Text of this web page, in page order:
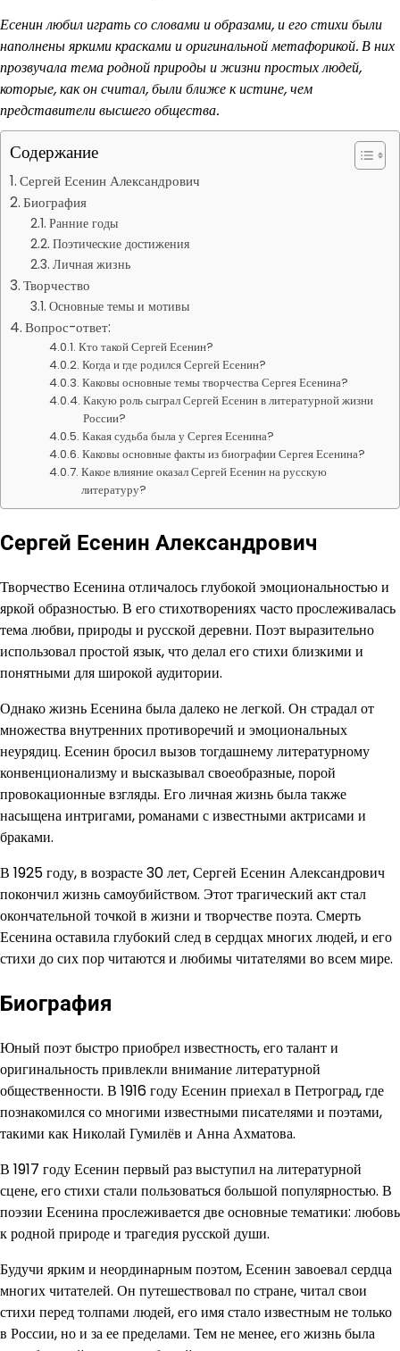
Есенин любил играть со словами и образами, и его стихи были
наполнены яркими красками и оригинальной метафорикой. В них
прозвучала тема родной природы и жизни простых людей,
которые, как он считал, были ближе к истине, чем
представители высшего общества.
Содержание
Сергей Есенин Александрович
Биография
Ранние годы
Поэтические достижения
Личная жизнь
Творчество
Основные темы и мотивы
Вопрос-ответ:
Кто такой Сергей Есенин?
Когда и где родился Сергей Есенин?
Каковы основные темы творчества Сергея Есенина?
Какую роль сыграл Сергей Есенин в литературной жизни
России?
Какая судьба была у Сергея Есенина?
Каковы основные факты из биографии Сергея Есенина?
Какое влияние оказал Сергей Есенин на русскую
литературу?
Сергей Есенин Александрович
Творчество Есенина отличалось глубокой эмоциональностью и
яркой образностью. В его стихотворениях часто прослеживалась
тема любви, природы и русской деревни. Поэт выразительно
использовал простой язык, что делал его стихи близкими и
понятными для широкой аудитории.
Однако жизнь Есенина была далеко не легкой. Он страдал от
множества внутренних противоречий и эмоциональных
неурядиц. Есенин бросил вызов тогдашнему литературному
конвенционализму и высказывал своеобразные, порой
провокационные взгляды. Его личная жизнь была также
насыщена интригами, романами с известными актрисами и
браками.
В 1925 году, в возрасте 30 лет, Сергей Есенин Александрович
покончил жизнь самоубийством. Этот трагический акт стал
окончательной точкой в жизни и творчестве поэта. Смерть
Есенина оставила глубокий след в сердцах многих людей, и его
стихи до сих пор читаются и любимы читателями во всем мире.
Биография
Юный поэт быстро приобрел известность, его талант и
оригинальность привлекли внимание литературной
общественности. В 1916 году Есенин приехал в Петроград, где
познакомился со многими известными писателями и поэтами,
такими как Николай Гумилёв и Анна Ахматова.
В 1917 году Есенин первый раз выступил на литературной
сцене, его стихи стали пользоваться большой популярностью. В
поэзии Есенина прослеживается две основные тематики: любовь
к родной природе и трагедия русской души.
Будучи ярким и неординарным поэтом, Есенин завоевал сердца
многих читателей. Он путешествовал по стране, читал свои
стихи перед толпами людей, его имя стало известным не только
в России, но и за ее пределами. Тем не менее, его жизнь была